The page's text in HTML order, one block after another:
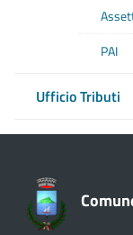
PAI
Ufficio Tributi